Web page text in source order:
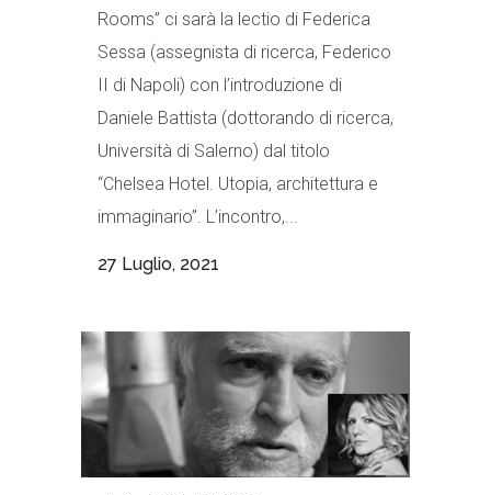
Rooms” ci sarà la lectio di Federica
Sessa (assegnista di ricerca, Federico
II di Napoli) con l’introduzione di
Daniele Battista (dottorando di ricerca,
Università di Salerno) dal titolo
“Chelsea Hotel. Utopia, architettura e
immaginario”. L’incontro,...
27 Luglio, 2021